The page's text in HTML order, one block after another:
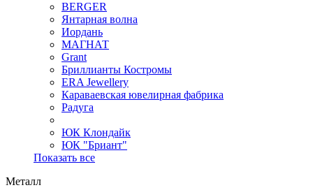
BERGER
Янтарная волна
Иордань
МАГНАТ
Grant
Бриллианты Костромы
ERA Jewellery
Караваевская ювелирная фабрика
Радуга
ЮК Клондайк
ЮК "Бриант"
Показать все
Металл